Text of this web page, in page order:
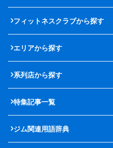
フィットネスクラブから探す
エリアから探す
系列店から探す
特集記事一覧
ジム関連用語辞典